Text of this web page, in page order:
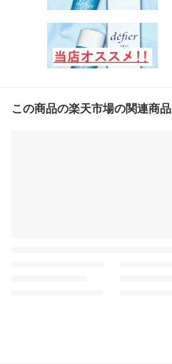
この商品の楽天市場の関連商品